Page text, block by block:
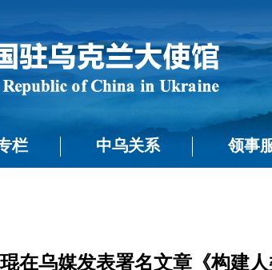
栏 中乌关系 领事
在乌媒发表署名文章《构建人